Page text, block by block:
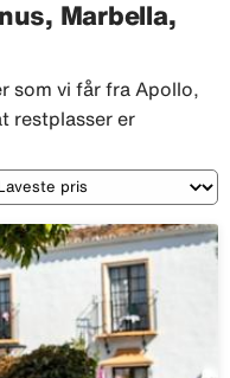
Marbella,
som vi får fra Apollo,
restplasser er